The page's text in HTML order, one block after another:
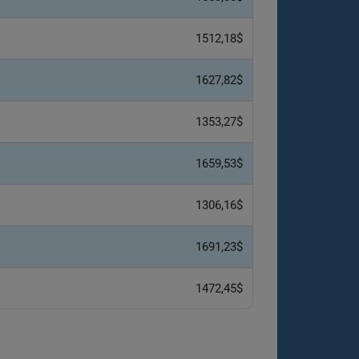
1512,18$
1627,82$
1353,27$
1659,53$
1306,16$
1691,23$
1472,45$